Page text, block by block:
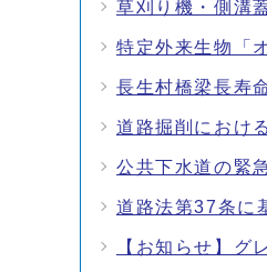
草刈り機・側溝
特定外来生物「
長生村橋梁長寿
道路掘削におけ
公共下水道の緊
道路法第37条に
【お知らせ】グ